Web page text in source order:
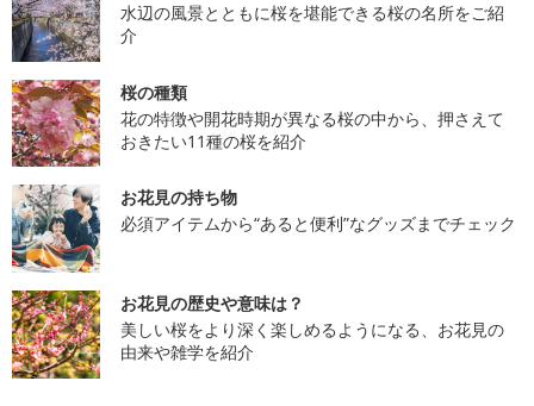
水辺の風景とともに桜を堪能できる桜の名所をご紹
介
桜の種類
花の特徴や開花時期が異なる桜の中から、押さえて
おきたい11種の桜を紹介
お花見の持ち物
必須アイテムから“あると便利”なグッズまでチェック
お花見の歴史や意味は？
美しい桜をより深く楽しめるようになる、お花見の
由来や雑学を紹介